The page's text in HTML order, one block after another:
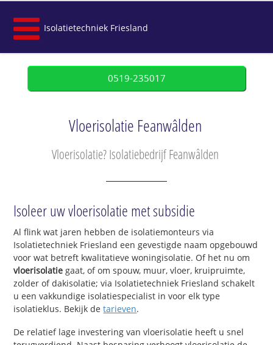
Isolatietechniek Friesland
0519-235017
Vloerisolatie Feanwâlden
Vloerisolatie? Isolatiebedrijf Feanwâlden
Isoleer uw vloerisolatie met subsidie
Al flink wat jaren hebben de isolatiemonteurs via
Isolatietechniek Friesland een gevestigde naam opgebouwd
voor wat betreft kwalitatieve woningisolatie. Of het nu om
vloerisolatie gaat, of om spouw, muur, vloer, kruipruimte,
zolder of dakisolatie; via Isolatietechniek Friesland schakelt
u een vakkundige isolatiespecialist in voor elk type
isolatieklus. Bekijk detarieven.
De relatief lage investering van vloerisolatie heeft u snel